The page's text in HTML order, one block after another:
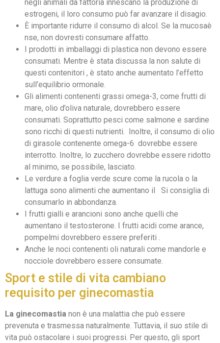
negli animali da fattoria innescano la produzione di
estrogeni, il loro consumo può far avanzare il disagio.
È importante ridurre il consumo di alcol. Se la mucosaè
nse, non dovresti consumare affatto.
I prodotti in imballaggi di plastica non devono essere
consumati. Mentre è stata discussa la non salute di
questi contenitori , è stato anche aumentato l’effetto
sull’equilibrio ormonale.
Gli alimenti contenenti grassi omega-3, come frutti di
mare, olio d’oliva naturale, dovrebbero essere
consumati. Soprattutto pesci come salmone e sardine
sono ricchi di questi nutrienti. Inoltre, il consumo di olio
di girasole contenente omega-6 dovrebbe essere
interrotto. Inoltre, lo zucchero dovrebbe essere ridotto
al minimo, se possibile, lasciato.
Le verdure a foglia verde scure come la rucola o la
lattuga sono alimenti che aumentano il Si consiglia di
consumarlo in abbondanza.
I frutti gialli e arancioni sono anche quelli che
aumentano il testosterone. I frutti acidi come arance,
pompelmi dovrebbero essere preferiti .
Anche le noci contenenti oli naturali come mandorle e
nocciole dovrebbero essere consumate.
Sport e stile di vita cambiano
requisito per ginecomastia
La ginecomastia non è una malattia che può essere
prevenuta e trasmessa naturalmente. Tuttavia, il suo stile di
vita può ostacolare i suoi progressi. Per questo, gli sport